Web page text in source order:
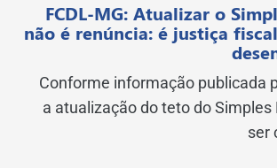
FCDL-MG: Atualizar o
não é renúncia: é justiça
Conforme informação publicada
a atualização do teto do Simples
ser